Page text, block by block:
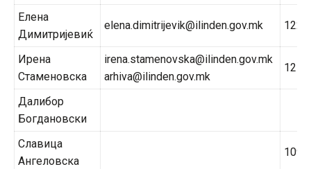
Елена
Димитријевиќ
elena.dimitrijevik@ilinden.gov.mk 122
Ирена
Стаменовска
irena.stamenovska@ilinden.gov.mk
arhiva@ilinden.gov.mk
121
Далибор
Богдановски
Славица
Ангеловска
109